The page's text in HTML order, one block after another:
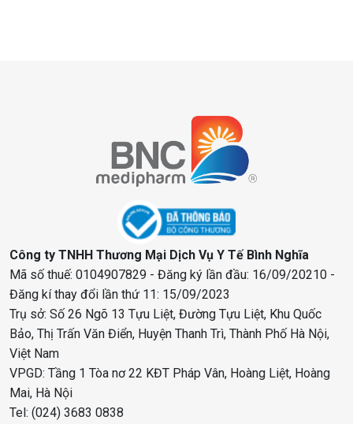
Công ty TNHH Thương Mại Dịch Vụ Y Tế Bình Nghĩa
Mã số thuế: 0104907829 - Đăng ký lần đầu: 16/09/20210 -
Đăng kí thay đổi lần thứ 11: 15/09/2023
Trụ sở: Số 26 Ngõ 13 Tựu Liệt, Đường Tựu Liệt, Khu Quốc
Bảo, Thị Trấn Văn Điển, Huyện Thanh Trì, Thành Phố Hà Nội,
Việt Nam
VPGD: Tầng 1 Tòa nơ 22 KĐT Pháp Vân, Hoàng Liệt, Hoàng
Mai, Hà Nội
Tel: (024) 3683 0838